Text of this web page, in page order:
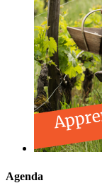
Agenda